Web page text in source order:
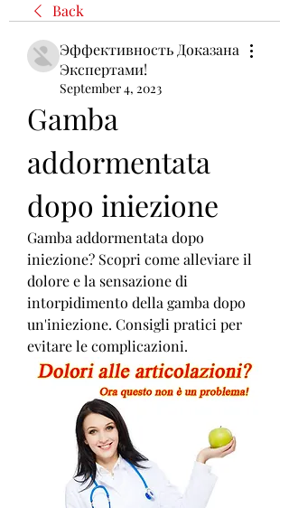
Back
Эффективность Доказана
Экспертами!
September 4, 2023
Gamba
addormentata
dopo iniezione
Gamba addormentata dopo
iniezione? Scopri come alleviare il
dolore e la sensazione di
intorpidimento della gamba dopo
un'iniezione. Consigli pratici per
evitare le complicazioni.